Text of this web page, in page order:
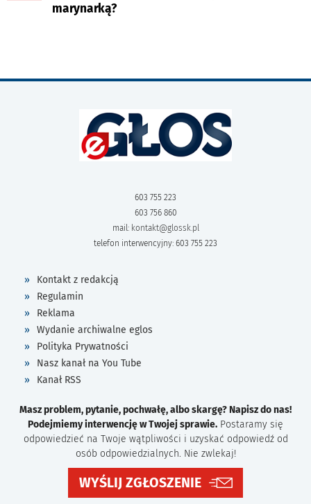
marynarką?
603 755 223
603 756 860
mail: kontakt@glossk.pl
telefon interwencyjny: 603 755 223
Kontakt z redakcją
Regulamin
Reklama
Wydanie archiwalne eglos
Polityka Prywatności
Nasz kanał na You Tube
Kanał RSS
Masz problem, pytanie, pochwałę, albo skargę? Napisz do nas!
Podejmiemy interwencję w Twojej sprawie. Postaramy się
odpowiedzieć na Twoje wątpliwości i uzyskać odpowiedź od
osób odpowiedzialnych. Nie zwlekaj!
WYŚLIJ ZGŁOSZENIE